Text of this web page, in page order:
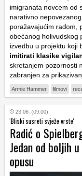
imigranata novcem od
narativno
poražavajućim radom,
obećanog holivudskog
izvedbu u projektu koji
imitirati klasike
skretanjem pozornosti
zabranjen za
Armie Hammer filmovi
23.06. (09:00)
'Bliski susreti svježe vrste'
Radić o
Jedan od boljih
opusu